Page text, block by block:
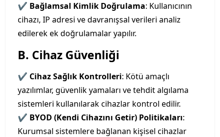
✔ Bağlamsal Kimlik Doğrulama: Kullanıcının
cihazı, IP adresi ve davranışsal verileri analiz
edilerek ek doğrulamalar yapılır.
B. Cihaz Güvenliği
✔ Cihaz Sağlık Kontrolleri: Kötü amaçlı
yazılımlar, güvenlik yamaları ve tehdit algılama
sistemleri kullanılarak cihazlar kontrol edilir.
✔ BYOD (Kendi Cihazını Getir) Politikaları:
Kurumsal sistemlere bağlanan kişisel cihazlar